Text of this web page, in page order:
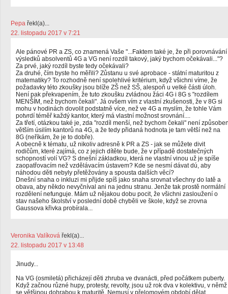
Pepa řekl(a)...
22. listopadu 2017 v 7:21
Ale pánové PR a ZS, co znamená Vaše "...Faktem také je, že při porovnávání
výsledků absolventů 4G a VG není rozdíl takový, jaký bychom očekávali..."?
Za prvé, jaký rozdíl byste tedy očekávali?
Za druhé, čím byste ho měřili? Zůstanu u své aprobace - státní maturitou z
matematiky? To rozhodně není spolehlivé kritérium, když všichni víme, že
požadavky této zkoušky jsou blíže ZŠ než SŠ, alespoň u velké části úloh.
Není pak překvapením, že tuto zkoušku zvládnou žáci 4G i 8G s "rozdílem
MENŠÍM, než bychom čekali". Já ovšem vím z vlastní zkušenosti, že v 8G si
mohu v hodinách dovolit podstatně více, než ve 4G a myslím, že tohle Vám
potvrdí téměř každý kantor, který má vlastní možnost srovnání....
Za třetí, otázkou také je, zda "rozdíl menší, než bychom čekali" není
větším úsilím kantorů na 4G, a že tedy přidaná hodnota je tam větší než na
8G (neříkám, že je to dobře).
A obecně k tématu, už nikoliv adresně k PR a ZS - jak se můžete divit
rodičům, které zajímá, co z jejich dítěte bude, že v případě dostatečných
schopností volí VG? S dnešní základkou, která ne vlastní vinou už je spíše
zaopatřovacím než vzdělávacím ústavem? Kde se nesmí dávat dú, aby
náhodou děti nebyly přetěžovány a spousta dalších věcí?
Dnešní snaha o inkluzi mi přijde spíš jako snaha srovnat všechny do latě a
obava, aby někdo nevyčníval ani na jednu stranu. Jenže tak prostě normální
rozdělení nefunguje. Mám už nějakou dobu pocit, že všichni zasloužení o
stav našeho školství v poslední době chyběli ve škole, když se zrovna
Gaussova křivka probírala...
Veronika Valíková řekl(a)...
22. listopadu 2017 v 13:48
Jinudy...
Na VG (osmiletá) přicházejí děti zhruba ve dvanácti, před počátkem puberty.
Když začnou různé hupy, protesty, revolty, jsou už rok dva v kolektivu, v němž
se většinou dohrabou k maturitě. Nemusí v přelomovém období dělat